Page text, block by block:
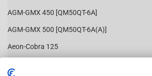
AGM-GMX 450 [QM50QT-6A]
AGM-GMX 500 [QM50QT-6A(A)]
Aeon-Cobra 125